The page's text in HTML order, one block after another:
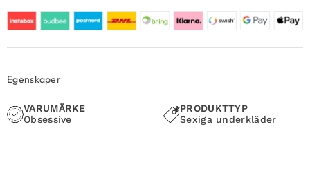
Egenskaper
VARUMÄRKE
Obsessive
PRODUKTTYP
Sexiga underkläder